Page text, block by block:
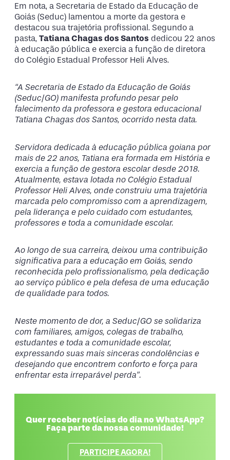
Em nota, a Secretaria de Estado da Educação de
Goiás (Seduc) lamentou a morte da gestora e
destacou sua trajetória profissional. Segundo a
pasta, Tatiana Chagas dos Santos dedicou 22 anos
à educação pública e exercia a função de diretora
do Colégio Estadual Professor Heli Alves.
“A Secretaria de Estado da Educação de Goiás
(Seduc/GO) manifesta profundo pesar pelo
falecimento da professora e gestora educacional
Tatiana Chagas dos Santos, ocorrido nesta data.
Servidora dedicada à educação pública goiana por
mais de 22 anos, Tatiana era formada em História e
exercia a função de gestora escolar desde 2018.
Atualmente, estava lotada no Colégio Estadual
Professor Heli Alves, onde construiu uma trajetória
marcada pelo compromisso com a aprendizagem,
pela liderança e pelo cuidado com estudantes,
professores e toda a comunidade escolar.
Ao longo de sua carreira, deixou uma contribuição
significativa para a educação em Goiás, sendo
reconhecida pelo profissionalismo, pela dedicação
ao serviço público e pela defesa de uma educação
de qualidade para todos.
Neste momento de dor, a Seduc/GO se solidariza
com familiares, amigos, colegas de trabalho,
estudantes e toda a comunidade escolar,
expressando suas mais sinceras condolências e
desejando que encontrem conforto e força para
enfrentar esta irreparável perda”.
Quer receber notícias do dia no WhatsApp?
Faça parte da nossa comunidade!
PARTICIPE AGORA!